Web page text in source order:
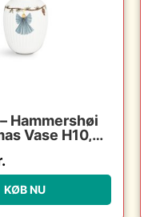
Hammershøi
Vase H10,5
KØB NU